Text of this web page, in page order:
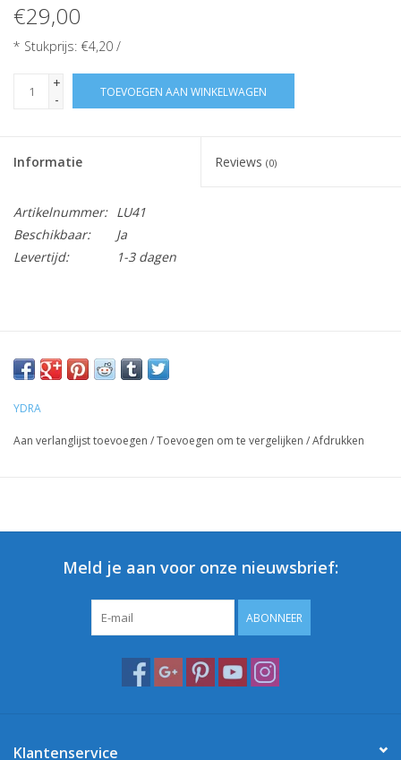
€29,00
* Stukprijs: €4,20 /
+
-
TOEVOEGEN AAN WINKELWAGEN
Informatie Reviews (0)
Artikelnummer: LU41
Beschikbaar:
Ja
Levertijd:
1-3 dagen
YDRA
Aan verlanglijst toevoegen /Toevoegen om te vergelijken /Afdrukken
Meld je aan voor onze nieuwsbrief:
ABONNEER
Klantenservice